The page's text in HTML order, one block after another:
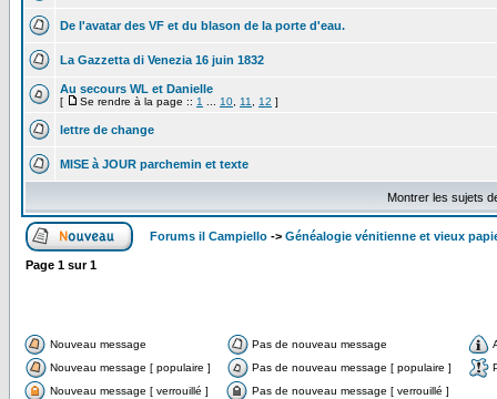
De l'avatar des VF et du blason de la porte d'eau.
La Gazzetta di Venezia 16 juin 1832
Au secours WL et Danielle
[ Se rendre à la page :: 1 10 11 12 ]
lettre de change
MISE à JOUR parchemin et texte
Montrer les sujets
Forums il Campiello -> Généalogie vénitienne et vieux
Page 1 sur1
Nouveau message Pas de nouveau message
Nouveau message [ populaire ]
Pas de nouveau message [ populaire ]
Nouveau message [ verrouillé ]
Pas de nouveau message [ verrouillé ]